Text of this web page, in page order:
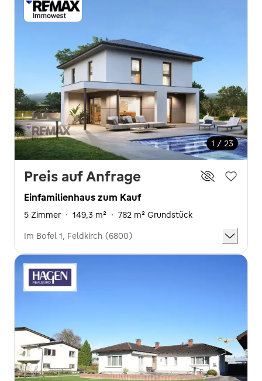
1 / 23
Preis auf Anfrage
Einfamilienhaus zum Kauf
5 Zimmer · 149,3 m² · 782 m² Grundstück
Im Bofel 1, Feldkirch (6800)